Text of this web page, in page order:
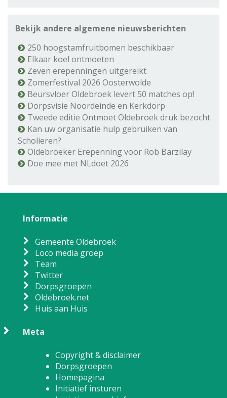
Bekijk andere algemene nieuwsberichten
250 hoogstamfruitbomen beschikbaar
Elkaar koel ontmoeten
Zeven erepenningen uitgereikt
Zomerfestival 2026 Oosterwolde
Beursvloer Oldebroek levert 50 matches op!
Dorpsvisie Noordeinde en Kerkdorp
Tweede editie Ontmoet Oldebroek druk bezocht
Kan uw organisatie hulp gebruiken van
Scholieren?
Oldebroeker Erepenning voor Rob Barzilay
Doe mee met NLdoet 2026
Informatie
Gemeente Oldebroek
Loco media groep
Team
Twitter
Dorpsgroepen
Oldebroek.net
Huis aan Huis
Meta
Copyright & disclaimer
Dorpsgroepen
Homepagina
Initiatief insturen